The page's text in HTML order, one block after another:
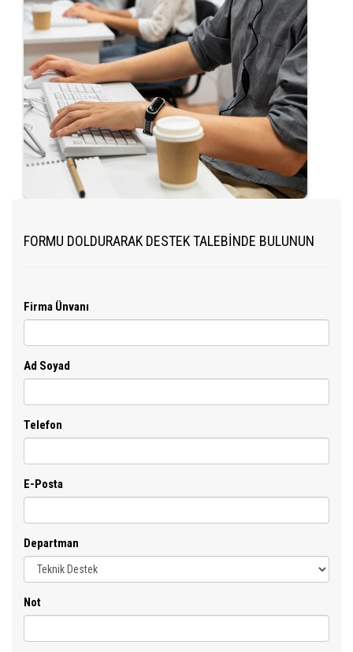
FORMU DOLDURARAK DESTEK TALEBİNDE BULUNUN
Firma Ünvanı
Ad Soyad
Telefon
E-Posta
Departman
Not